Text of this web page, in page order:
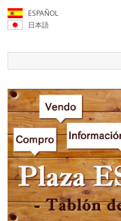
ESPAÑOL
日本語